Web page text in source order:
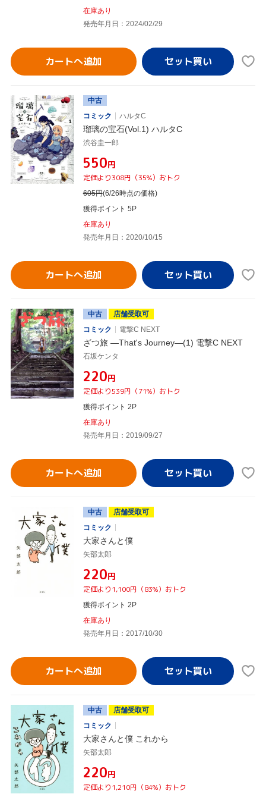
在庫あり
発売年月日：2024/02/29
カートへ追加
中古
コミック
ハルタC
瑠璃の宝石(Vol.1) ハルタC
渋谷圭一郎
¥550円
定価より308円（35%）おトク
605円(6/26時点の価格)
獲得ポイント 5P
在庫あり
発売年月日：2020/10/15
カートへ追加
中古
店舗受取可
コミック
電撃C NEXT
ざつ旅 ―That's Journey―(1) 電撃C NEXT
石坂ケンタ
¥220円
定価より539円（71%）おトク
獲得ポイント 2P
在庫あり
発売年月日：2019/09/27
カートへ追加
中古
店舗受取可
コミック
大家さんと僕
矢部太郎
¥220円
定価より1,100円（83%）おトク
獲得ポイント 2P
在庫あり
発売年月日：2017/10/30
カートへ追加
中古
店舗受取可
コミック
大家さんと僕 これから
矢部太郎
¥220円
定価より1,210円（84%）おトク